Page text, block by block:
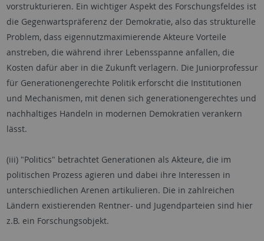
vorstrukturieren. Ein wichtiger Aspekt des Forschungsfeldes ist
die Gegenwartspräferenz der Demokratie, also das strukturelle
Problem, dass eigennutzmaximierende Akteure Vorteile
anstreben, die während ihrer Lebensspanne anfallen, die
Kosten dafür aber in die Zukunft verlagern. Die Juniorprofessur
für Generationengerechte Politik erforscht die Institutionen
und Mechanismen, mit denen sich generationengerechtes und
nachhaltiges Handeln in modernen Demokratien verankern
lässt.
(iii) "Politics" betrachtet Generationen als Akteure, die im
politischen Prozess agieren und dabei ihre Interessen in
unterschiedlichen Arenen artikulieren. Die in zahlreichen
Ländern existierenden Rentner- und Jugendparteien sind hier
z.B. ein Forschungsobjekt.